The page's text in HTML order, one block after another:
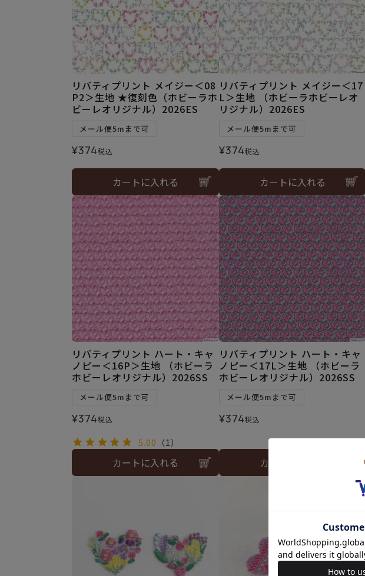
リバティプリント メイジー＜08
P2＞生地 ★復刻色（ホビーラホ
ビーレオリジナル）2026ES
メール便5mまで可
¥374税込
カートに入れる
リバティプリント メイジー＜17
L＞生地 （ホビーラホビーレオ
リジナル）2026ES
メール便5mまで可
¥374税込
カートに入れる
リバティプリント ハート・キャ
ノピー＜16P＞生地 （ホビーラ
ホビーレオリジナル）2026SS
メール便5mまで可
¥374税込
5.00 （1）
カートに入れる
リバティプリント ハート・キャ
ノピー＜17L＞生地 （ホビーラ
ホビーレオリジナル）2026SS
メール便5mまで可
¥374税込
カートに入れる